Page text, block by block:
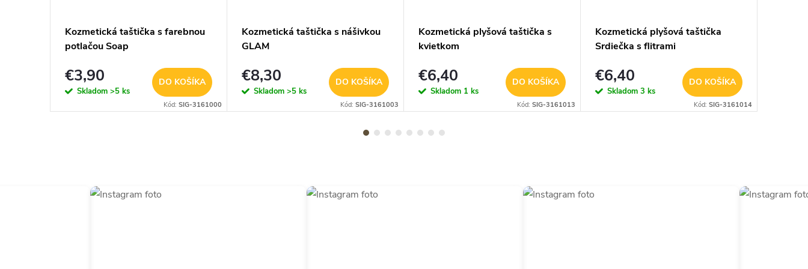
Kozmetická taštička s farebnou
potlačou Soap
€3,90
Skladom >5 ks
DO KOŠÍKA
Kód: SIG-3161000
Kozmetická taštička s nášivkou
GLAM
€8,30
Skladom >5 ks
DO KOŠÍKA
Kód: SIG-3161003
Kozmetická plyšová taštička s
kvietkom
€6,40
Skladom 1 ks
DO KOŠÍKA
Kód: SIG-3161013
Kozmetická plyšová taštička
Srdiečka s flitrami
€6,40
Skladom 3 ks
DO KOŠÍKA
Kód: SIG-3161014